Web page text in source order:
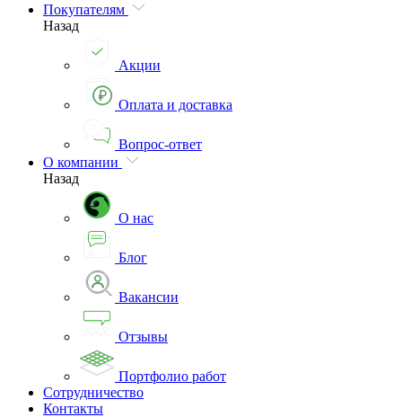
Покупателям
Назад
Акции
Оплата и доставка
Вопрос-ответ
О компании
Назад
О нас
Блог
Вакансии
Отзывы
Портфолио работ
Сотрудничество
Контакты